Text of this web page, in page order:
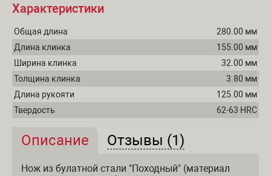
Описание и отзывы
Описание (активная вкладка)
Отзывы (1)
Нож из булатной стали "Походный" (материал
Характеристики
Общая длина
280.00 мм
Длина клинка
155.00 мм
Ширина клинка
32.00 мм
Толщина клинка
3.80 мм
Длина рукояти
125.00 мм
Твердость
62-63 HRC